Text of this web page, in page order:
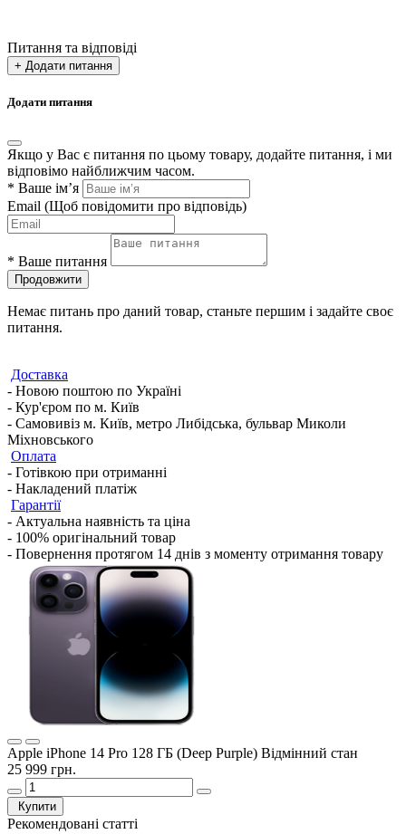
Питання та відповіді
+ Додати питання
Додати питання
Якщо у Вас є питання по цьому товару, додайте питання, і ми
відповімо найближчим часом.
* Ваше ім’я
Email (Щоб повідомити про відповідь)
* Ваше питання
Продовжити
Немає питань про даний товар, станьте першим і задайте своє
питання.
Доставка
- Новою поштою по Україні
- Кур'єром по м. Київ
- Самовивіз м. Київ, метро Либідська, бульвар Миколи
Міхновського
Оплата
- Готівкою при отриманні
- Накладений платіж
Гарантії
- Актуальна наявність та ціна
- 100% оригінальний товар
- Повернення протягом 14 днів з моменту отримання товару
Apple iPhone 14 Pro 128 ГБ (Deep Purple) Відмінний стан
25 999 грн.
Купити
Рекомендовані статті